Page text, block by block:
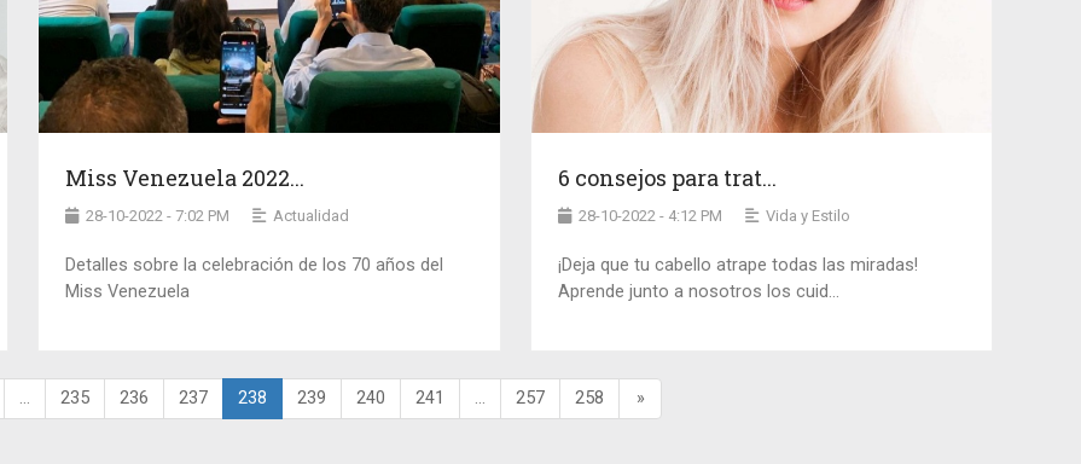
Miss Venezuela 2022...
28-10-2022 - 7:02 PM Actualidad
Detalles sobre la celebración de los 70 años del
Miss Venezuela
6 consejos para trat...
28-10-2022 - 4:12 PM Vida y Estilo
¡Deja que tu cabello atrape todas las miradas!
Aprende junto a nosotros los cuid...
... 235 236 237 238 239 240 241 ... 257 258 »